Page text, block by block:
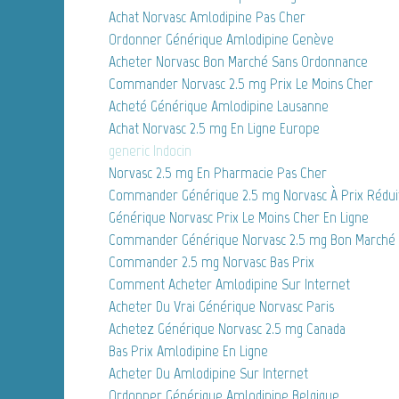
Achat Norvasc Amlodipine Pas Cher
Ordonner Générique Amlodipine Genève
Acheter Norvasc Bon Marché Sans Ordonnance
Commander Norvasc 2.5 mg Prix Le Moins Cher
Acheté Générique Amlodipine Lausanne
Achat Norvasc 2.5 mg En Ligne Europe
generic Indocin
Norvasc 2.5 mg En Pharmacie Pas Cher
Commander Générique 2.5 mg Norvasc À Prix
Générique Norvasc Prix Le Moins Cher En Ligne
Commander Générique Norvasc 2.5 mg Bon Marché
Commander 2.5 mg Norvasc Bas Prix
Comment Acheter Amlodipine Sur Internet
Acheter Du Vrai Générique Norvasc Paris
Achetez Générique Norvasc 2.5 mg Canada
Bas Prix Amlodipine En Ligne
Acheter Du Amlodipine Sur Internet